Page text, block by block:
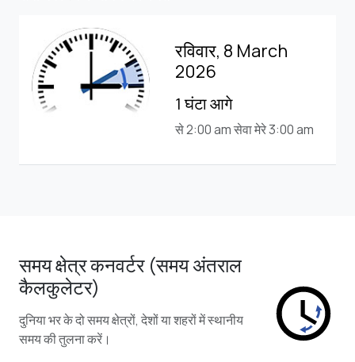
रविवार, 8 March
2026
1 घंटा आगे
से 2:00 am सेवा मेरे 3:00 am
समय क्षेत्र कनवर्टर (समय अंतराल
कैलकुलेटर)
दुनिया भर के दो समय क्षेत्रों, देशों या शहरों में स्थानीय
समय की तुलना करें।